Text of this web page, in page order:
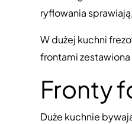
ryflowania
W dużej kuchni
frontami zestawiona
Fronty
Duże kuchnie